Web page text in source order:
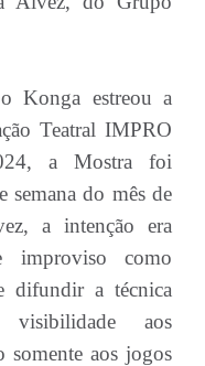
Konga estreou a
Teatral IMPRO
a Mostra foi
semana do mês de
a intenção era
como
difundir a técnica
visibilidade aos
somente aos jogos